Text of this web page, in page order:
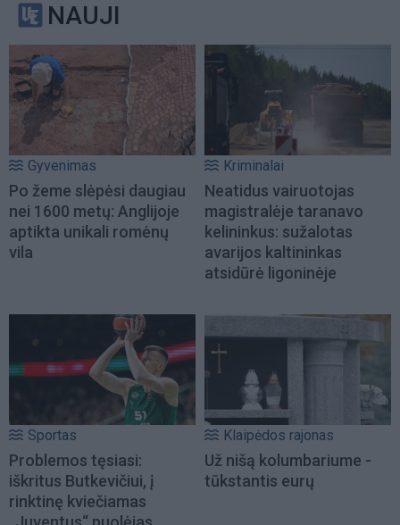
NAUJI
Gyvenimas
Po žeme slėpėsi daugiau
nei 1600 metų: Anglijoje
aptikta unikali romėnų
vila
Kriminalai
Neatidus vairuotojas
magistralėje taranavo
kelininkus: sužalotas
avarijos kaltininkas
atsidūrė ligoninėje
Sportas
Problemos tęsiasi:
iškritus Butkevičiui, į
rinktinę kviečiamas
Klaipėdos rajonas
Už nišą kolumbariume -
tūkstantis eurų